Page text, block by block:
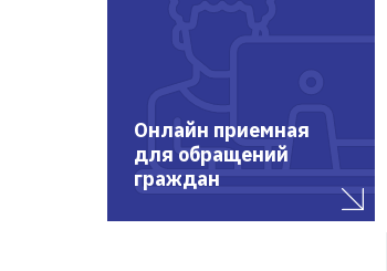
Онлайн приемная
для обращений
граждан